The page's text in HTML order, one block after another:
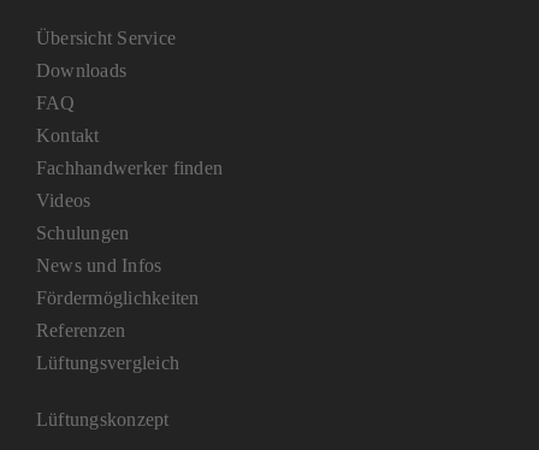
Übersicht Service
Downloads
FAQ
Kontakt
Fachhandwerker finden
Videos
Schulungen
News und Infos
Fördermöglichkeiten
Referenzen
Lüftungsvergleich
Lüftungskonzept